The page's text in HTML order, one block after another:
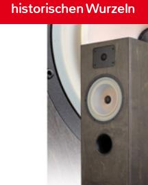
historischen Wurzeln